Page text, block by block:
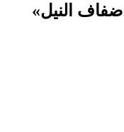
ضفاف النيل»